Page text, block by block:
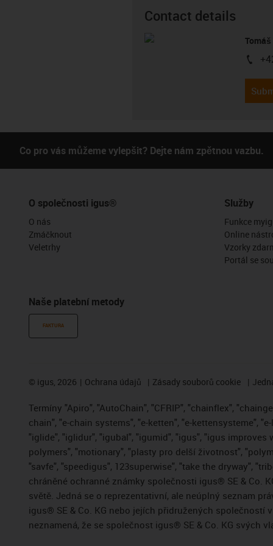
Contact details
igus-
Co pro vás můžeme vylepšit? Dejte nám zpětnou vazbu.
O společnosti igus®
O nás
Zmáčknout
Veletrhy
Naše platební metody
FAKTURA
Služby
Funkce
Online
Vzorky
Portál se
© igus, 2026 Ochrana údajů Zásady souborů cookie
Termíny "Apiro", "AutoChain", "CFRIP", "chainflex",
chain", "e-chain systems", "e-ketten", "e-kettensysteme",
"iglide", "iglidur", "igubal", "igumid", "igus", "igus improves
polymers", "motionary", "plasty pro delší životnost",
"savfe", "speedigus", 123superwise", "take the dryway",
chráněné ochranné známky společnosti igus® SE & Co.
světě. Jedná se o reprezentativní, ale neúplný seznam
igus® SE & Co. KG nebo jejích přidružených společností
neznamená, že se společnost igus® SE & Co. KG svých